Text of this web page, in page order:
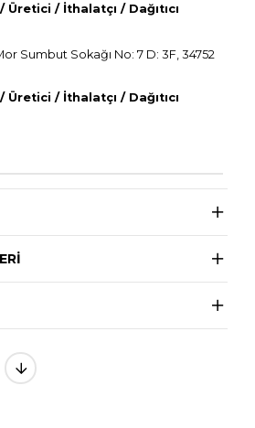
Üretici / İthalatçı / Dağıtıcı
Sumbut Sokağı No: 7 D: 3F, 34752
Üretici / İthalatçı / Dağıtıcı